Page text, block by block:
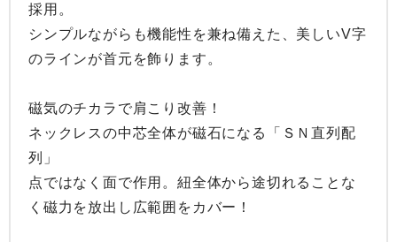
採用。
シンプルながらも機能性を兼ね備えた、美しいV字
のラインが首元を飾ります。
磁気のチカラで肩こり改善！
ネックレスの中芯全体が磁石になる「ＳＮ直列配
列」
点ではなく面で作用。紐全体から途切れることな
く磁力を放出し広範囲をカバー！